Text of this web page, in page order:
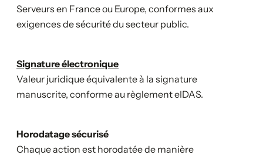
Serveurs en France ou Europe, conformes aux
exigences de sécurité du secteur public.
Signature électronique
Valeur juridique équivalente à la signature
manuscrite, conforme au règlement eIDAS.
Horodatage sécurisé
Chaque action est horodatée de manière